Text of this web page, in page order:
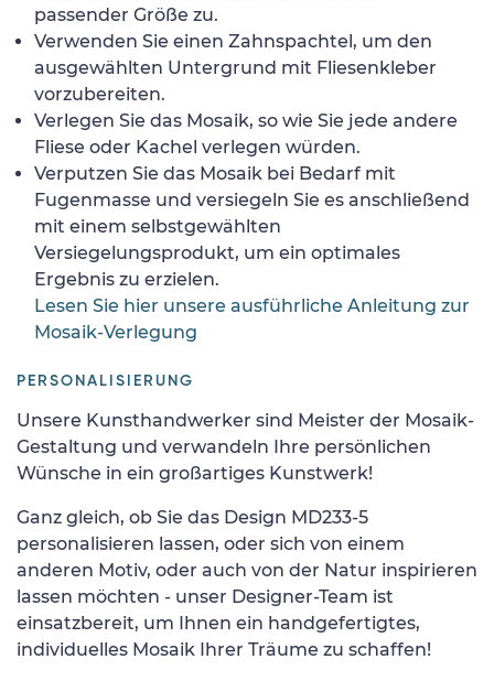
passender Größe zu.
Verwenden Sie einen Zahnspachtel, um den
ausgewählten Untergrund mit Fliesenkleber
vorzubereiten.
Verlegen Sie das Mosaik, so wie Sie jede andere
Fliese oder Kachel verlegen würden.
Verputzen Sie das Mosaik bei Bedarf mit
Fugenmasse und versiegeln Sie es anschließend
mit einem selbstgewählten
Versiegelungsprodukt, um ein optimales
Ergebnis zu erzielen.
Lesen Sie hier unsere ausführliche Anleitung zur
Mosaik-Verlegung
PERSONALISIERUNG
Unsere Kunsthandwerker sind Meister der Mosaik-
Gestaltung und verwandeln Ihre persönlichen
Wünsche in ein großartiges Kunstwerk!
Ganz gleich, ob Sie das Design MD233-5
personalisieren lassen, oder sich von einem
anderen Motiv, oder auch von der Natur inspirieren
lassen möchten - unser Designer-Team ist
einsatzbereit, um Ihnen ein handgefertigtes,
individuelles Mosaik Ihrer Träume zu schaffen!